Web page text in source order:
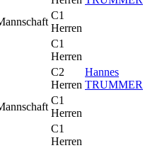
C1
Herren
C1
Herren
C2
Herren
Hannes
TRUMMER
C1
Herren
C1
Herren